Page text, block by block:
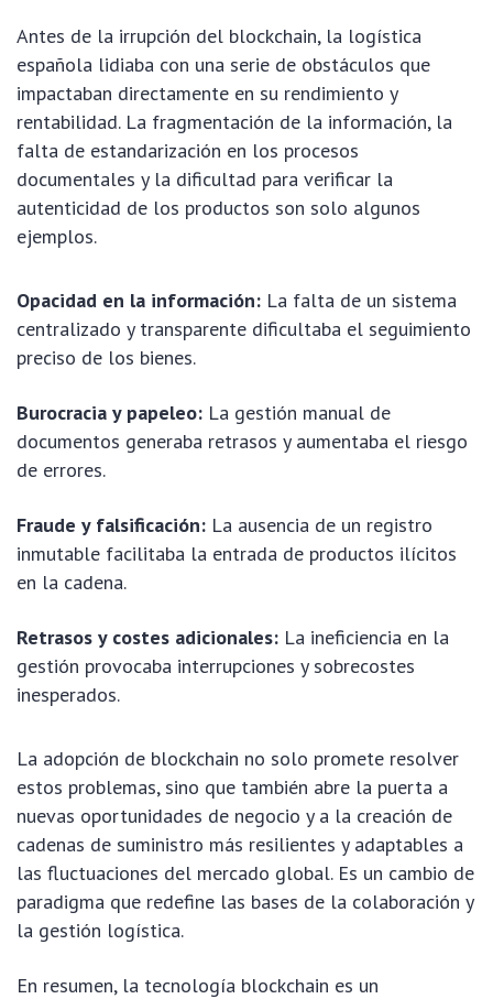
Antes de la irrupción del blockchain, la logística
española lidiaba con una serie de obstáculos que
impactaban directamente en su rendimiento y
rentabilidad. La fragmentación de la información, la
falta de estandarización en los procesos
documentales y la dificultad para verificar la
autenticidad de los productos son solo algunos
ejemplos.
Opacidad en la información: La falta de un sistema
centralizado y transparente dificultaba el seguimiento
preciso de los bienes.
Burocracia y papeleo: La gestión manual de
documentos generaba retrasos y aumentaba el riesgo
de errores.
Fraude y falsificación: La ausencia de un registro
inmutable facilitaba la entrada de productos ilícitos
en la cadena.
Retrasos y costes adicionales: La ineficiencia en la
gestión provocaba interrupciones y sobrecostes
inesperados.
La adopción de blockchain no solo promete resolver
estos problemas, sino que también abre la puerta a
nuevas oportunidades de negocio y a la creación de
cadenas de suministro más resilientes y adaptables a
las fluctuaciones del mercado global. Es un cambio de
paradigma que redefine las bases de la colaboración y
la gestión logística.
En resumen, la tecnología blockchain es un